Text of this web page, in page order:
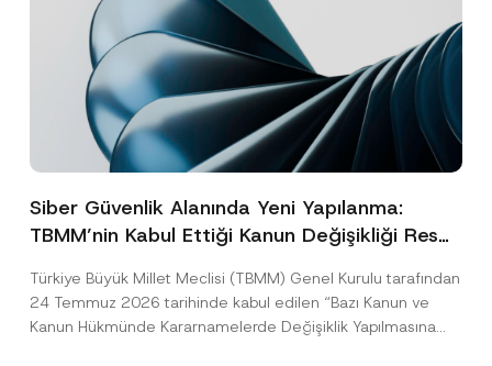
Siber Güvenlik Alanında Yeni Yapılanma:
TBMM’nin Kabul Ettiği Kanun Değişikliği Resmî
Türkiye Büyük Millet Meclisi (TBMM) Genel Kurulu tarafından
24 Temmuz 2026 tarihinde kabul edilen “Bazı Kanun ve
Kanun Hükmünde Kararnamelerde Değişiklik Yapılmasına